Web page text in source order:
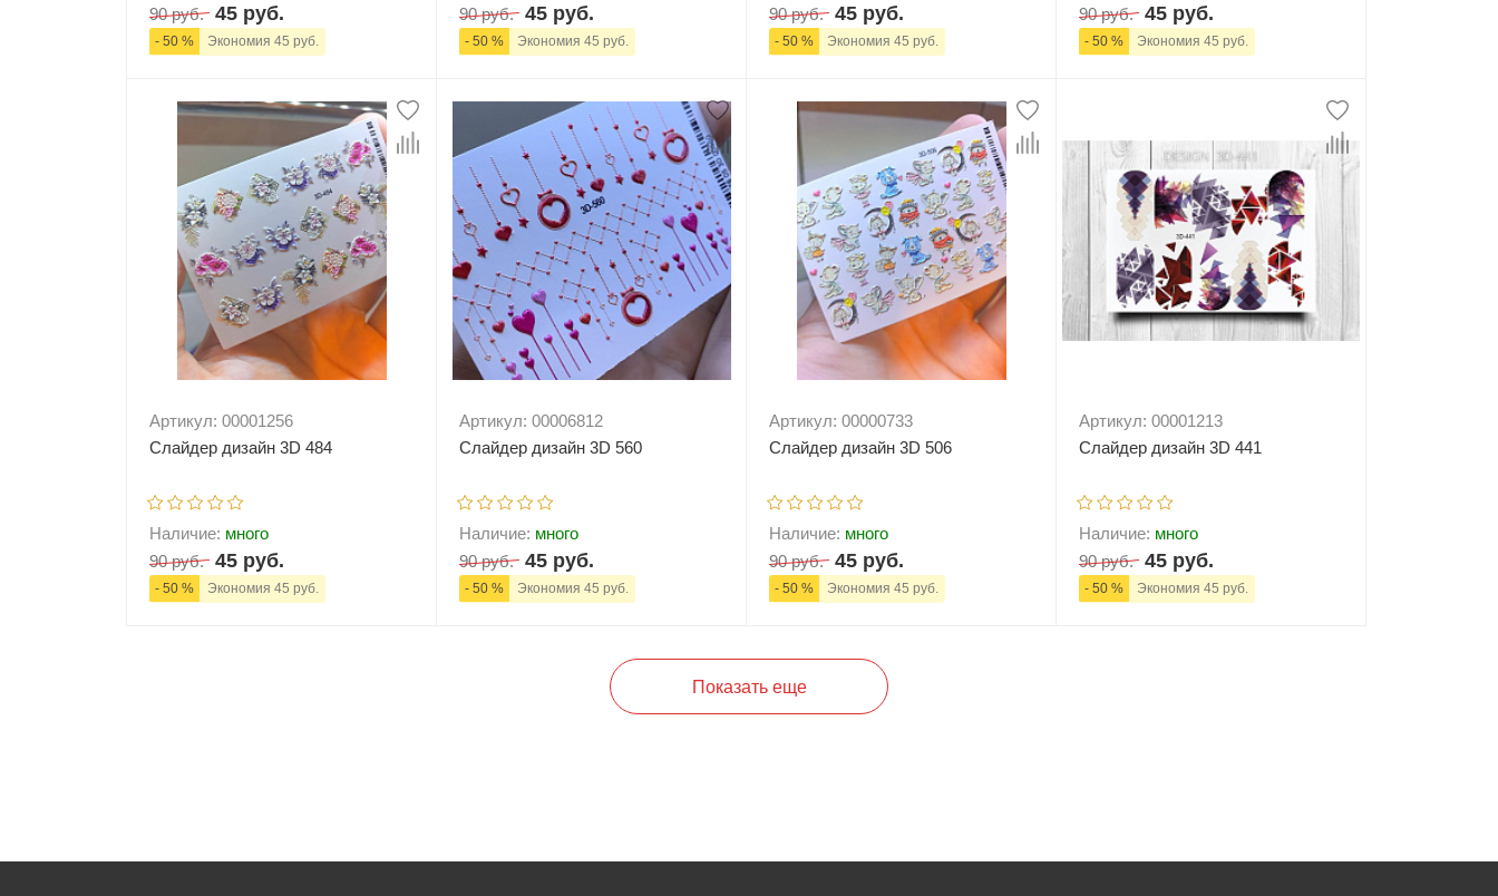
90 руб. 45 руб.
- 50 % Экономия 45 руб.
+ В корзину
90 руб. 45 руб.
- 50 % Экономия 45 руб.
+ В корзину
90 руб. 45 руб.
- 50 % Экономия 45 руб.
+ В корзину
90 руб. 45 руб.
- 50 % Экономия 45 руб.
Артикул: 00001256
Слайдер дизайн 3D 484
Наличие: много
90 руб. 45 руб.
- 50 % Экономия 45 руб.
Артикул: 00006812
Слайдер дизайн 3D 560
Наличие: много
90 руб. 45 руб.
- 50 % Экономия 45 руб.
В корзину
Артикул: 00000733
Слайдер дизайн 3D 506
Наличие: много
90 руб. 45 руб.
- 50 % Экономия 45 руб.
- +
Артикул: 00001213
Слайдер дизайн 3D 441
Наличие: много
90 руб. 45 руб.
- 50 % Экономия 45 руб.
Показать еще